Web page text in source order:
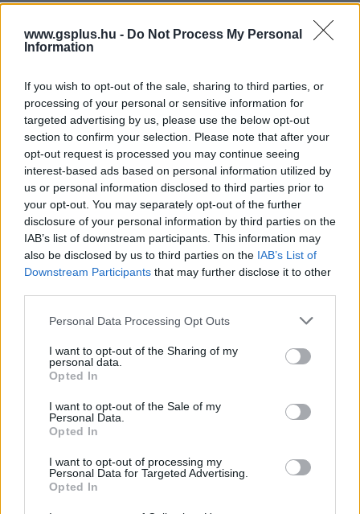
www.gsplus.hu - Do Not Process My Personal
Information
If you wish to opt-out of the sale, sharing to third parties, or
processing of your personal or sensitive information for
targeted advertising by us, please use the below opt-out
section to confirm your selection. Please note that after your
opt-out request is processed you may continue seeing
interest-based ads based on personal information utilized by
us or personal information disclosed to third parties prior to
your opt-out. You may separately opt-out of the further
disclosure of your personal information by third parties on the
IAB’s list of downstream participants. This information may
also be disclosed by us to third parties on the IAB’s List of
Downstream Participants that may further disclose it to other
Please note that this website/app uses one or more Google
not limited to your visit or usage behaviour. You may click to
grant or deny consent to Google and its third-party tags to
use your data for below specified purposes in below Google
consent section.
Personal Data Processing Opt Outs
I want to opt-out of the Sharing of my
personal data.
Opted In
I want to opt-out of the Sale of my
Personal Data.
Opted In
I want to opt-out of processing my
Personal Data for Targeted Advertising.
Opted In
Rengeteg hír és cikk vár rád, lehet, hogy éppen nem
jön szembe GSO-n vagy a social médiában. Segítünk,
legjobbakat,
iratkozz fel hírlevelünkre!
Kijelentem, hogy az adatkezelési nyilatkozat
tartalmát
megismertem és azt elfogadom.
Feliratkozom
A harmadik évad eddig is több fontos ponton
vagy egy jelenet sorrendjét módosítja. Itt a háború egész
ritmusa változik, mivel a sorozat gyorsabban húzza elő
Daeront, kihagy egy könyvbeli ütközetet, és egy későbbi
jelenti azt, hogy Bukdács szerepe kisebb lenne. Sőt, épp
ellenkezőleg, a sorozat már most jelezte, hogy a város
megszerzett hatalmát kezdi ki. Királyvár ugyan az övé, de
a háború messze nincs eldöntve, és Daeron érkezésével
a Zöldek oldalán újra ott van egy Targaryen fiú, meg